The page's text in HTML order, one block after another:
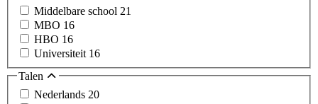
Middelbare school 21
MBO 16
HBO 16
Universiteit 16
Talen
Nederlands 20